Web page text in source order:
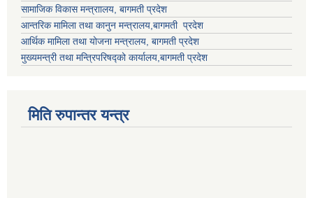
सामाजिक विकास मन्त्राालय, बागमती प्रदेश
आन्तरिक मामिला तथा कानुन मन्त्रालय,बागमती प्रदेश
आर्थिक मामिला तथा योजना मन्त्रालय, बागमती प्रदेश
मुख्यमन्त्री तथा मन्त्रिपरिषद्को कार्यालय,बागमती प्रदेश
मिति रुपान्तर यन्त्र